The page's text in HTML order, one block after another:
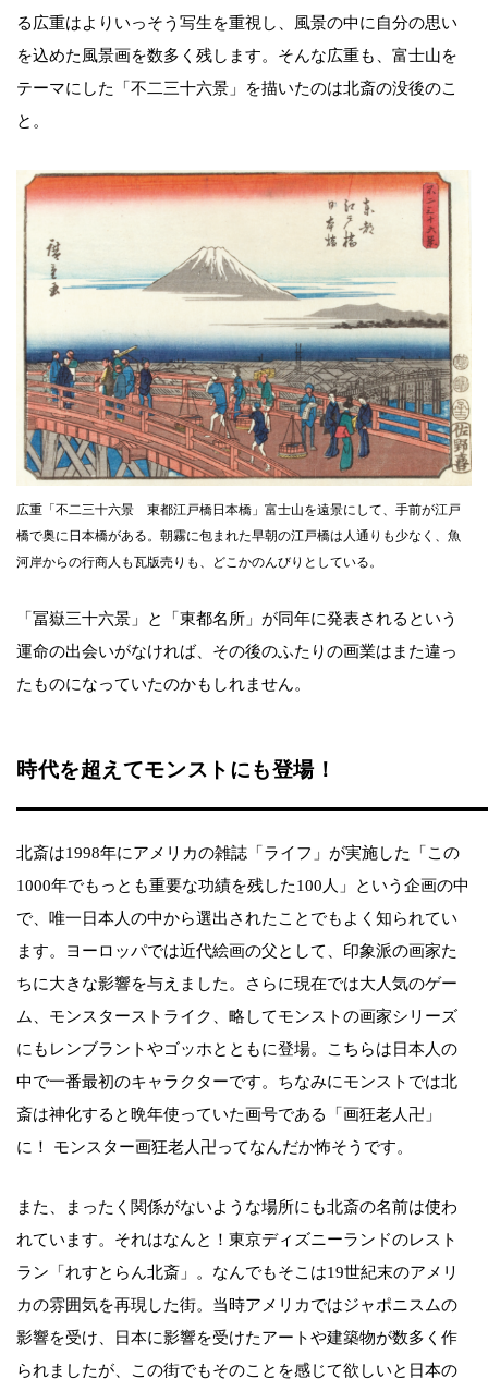
る広重はよりいっそう写生を重視し、風景の中に自分の思い
を込めた風景画を数多く残します。そんな広重も、富士山を
テーマにした「不二三十六景」を描いたのは北斎の没後のこ
と。
広重「不二三十六景 東都江戸橋日本橋」富士山を遠景にして、手前が江戸
橋で奥に日本橋がある。朝霧に包まれた早朝の江戸橋は人通りも少なく、魚
河岸からの行商人も瓦版売りも、どこかのんびりとしている。
「冨嶽三十六景」と「東都名所」が同年に発表されるという
運命の出会いがなければ、その後のふたりの画業はまた違っ
たものになっていたのかもしれません。
時代を超えてモンストにも登場！
北斎は1998年にアメリカの雑誌「ライフ」が実施した「この
1000年でもっとも重要な功績を残した100人」という企画の中
で、唯一日本人の中から選出されたことでもよく知られてい
ます。ヨーロッパでは近代絵画の父として、印象派の画家た
ちに大きな影響を与えました。さらに現在では大人気のゲー
ム、モンスターストライク、略してモンストの画家シリーズ
にもレンブラントやゴッホとともに登場。こちらは日本人の
中で一番最初のキャラクターです。ちなみにモンストでは北
斎は神化すると晩年使っていた画号である「画狂老人卍」
に！ モンスター画狂老人卍ってなんだか怖そうです。
また、まったく関係がないような場所にも北斎の名前は使わ
れています。それはなんと！東京ディズニーランドのレスト
ラン「れすとらん北斎」。なんでもそこは19世紀末のアメリ
カの雰囲気を再現した街。当時アメリカではジャポニスムの
影響を受け、日本に影響を受けたアートや建築物が数多く作
られましたが、この街でもそのことを感じて欲しいと日本の